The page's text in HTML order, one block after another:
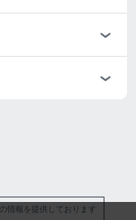
情報を提供しております